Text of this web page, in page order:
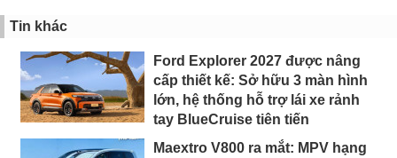
Tin khác
Ford Explorer 2027 được nâng
cấp thiết kế: Sở hữu 3 màn hình
lớn, hệ thống hỗ trợ lái xe rảnh
tay BlueCruise tiên tiến
Maextro V800 ra mắt: MPV hạng